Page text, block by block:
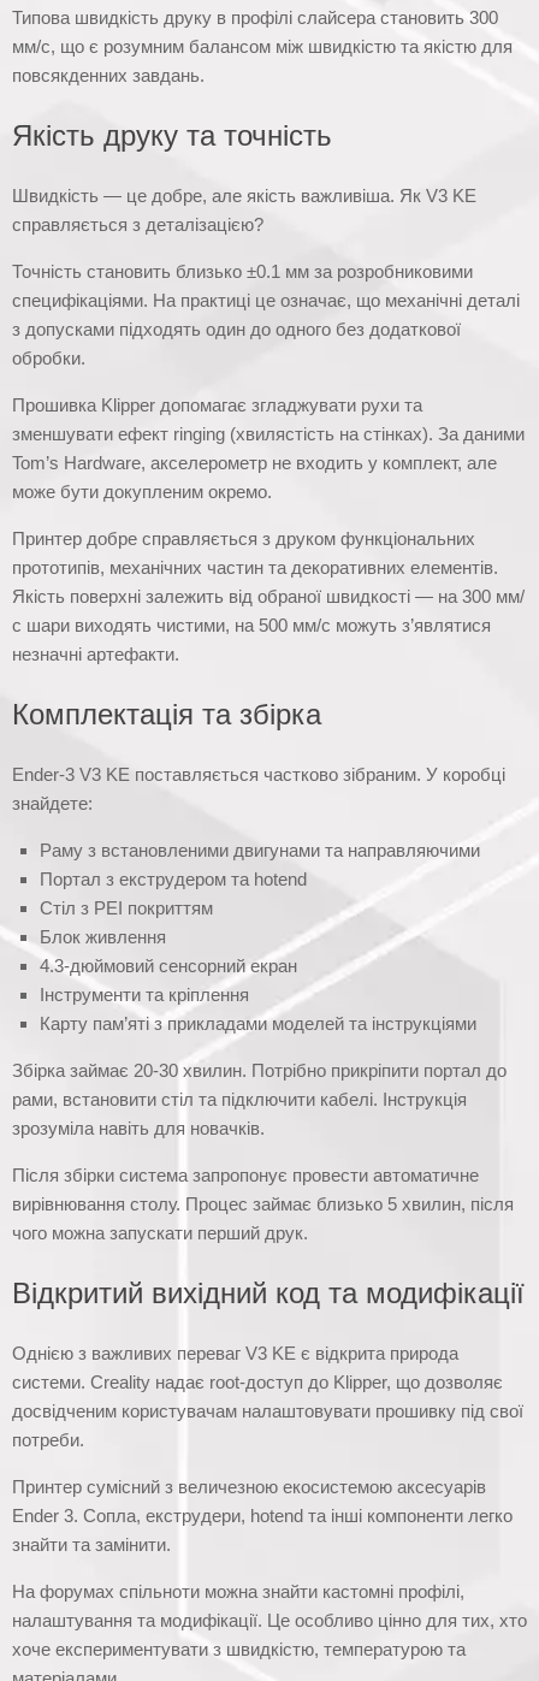
Типова швидкість друку в профілі слайсера становить 300
мм/с, що є розумним балансом між швидкістю та якістю для
повсякденних завдань.
Якість друку та точність
Швидкість — це добре, але якість важливіша. Як V3 KE
справляється з деталізацією?
Точність становить близько ±0.1 мм за розробниковими
специфікаціями. На практиці це означає, що механічні деталі
з допусками підходять один до одного без додаткової
обробки.
Прошивка Klipper допомагає згладжувати рухи та
зменшувати ефект ringing (хвилястість на стінках). За даними
Tom’s Hardware, акселерометр не входить у комплект, але
може бути докупленим окремо.
Принтер добре справляється з друком функціональних
прототипів, механічних частин та декоративних елементів.
Якість поверхні залежить від обраної швидкості — на 300 мм/
с шари виходять чистими, на 500 мм/с можуть з’являтися
незначні артефакти.
Комплектація та збірка
Ender-3 V3 KE поставляється частково зібраним. У коробці
знайдете:
Раму з встановленими двигунами та направляючими
Портал з екструдером та hotend
Стіл з PEI покриттям
Блок живлення
4.3-дюймовий сенсорний екран
Інструменти та кріплення
Карту пам’яті з прикладами моделей та інструкціями
Збірка займає 20-30 хвилин. Потрібно прикріпити портал до
рами, встановити стіл та підключити кабелі. Інструкція
зрозуміла навіть для новачків.
Після збірки система запропонує провести автоматичне
вирівнювання столу. Процес займає близько 5 хвилин, після
чого можна запускати перший друк.
Відкритий вихідний код та модифікації
Однією з важливих переваг V3 KE є відкрита природа
системи. Creality надає root-доступ до Klipper, що дозволяє
досвідченим користувачам налаштовувати прошивку під свої
потреби.
Принтер сумісний з величезною екосистемою аксесуарів
Ender 3. Сопла, екструдери, hotend та інші компоненти легко
знайти та замінити.
На форумах спільноти можна знайти кастомні профілі,
налаштування та модифікації. Це особливо цінно для тих, хто
хоче експериментувати з швидкістю, температурою та